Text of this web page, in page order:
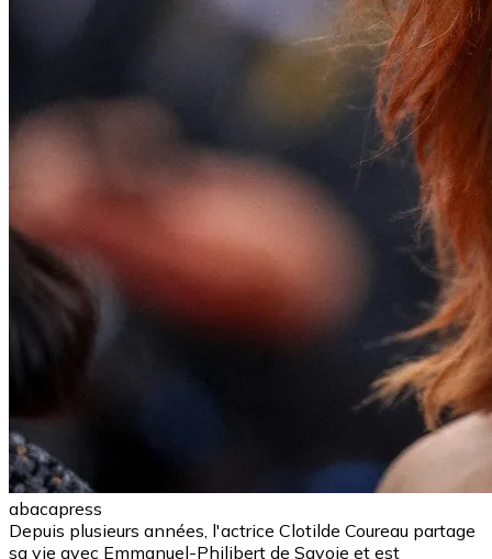
abacapress
Depuis plusieurs années, l'actrice Clotilde Coureau partage
sa vie avec Emmanuel-Philibert de Savoie et est